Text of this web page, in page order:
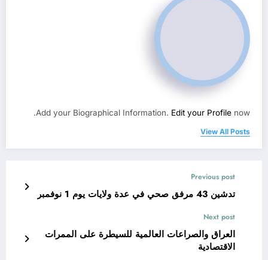
Add your Biographical Information. Edit your Profile now.
View All Posts
Previous post
تدشين 43 مرفق صحي في عدة ولايات يوم 1 نوفمبر
Next post
العراق والصراعات العالمية للسيطرة على الممرات
الاقتصادية